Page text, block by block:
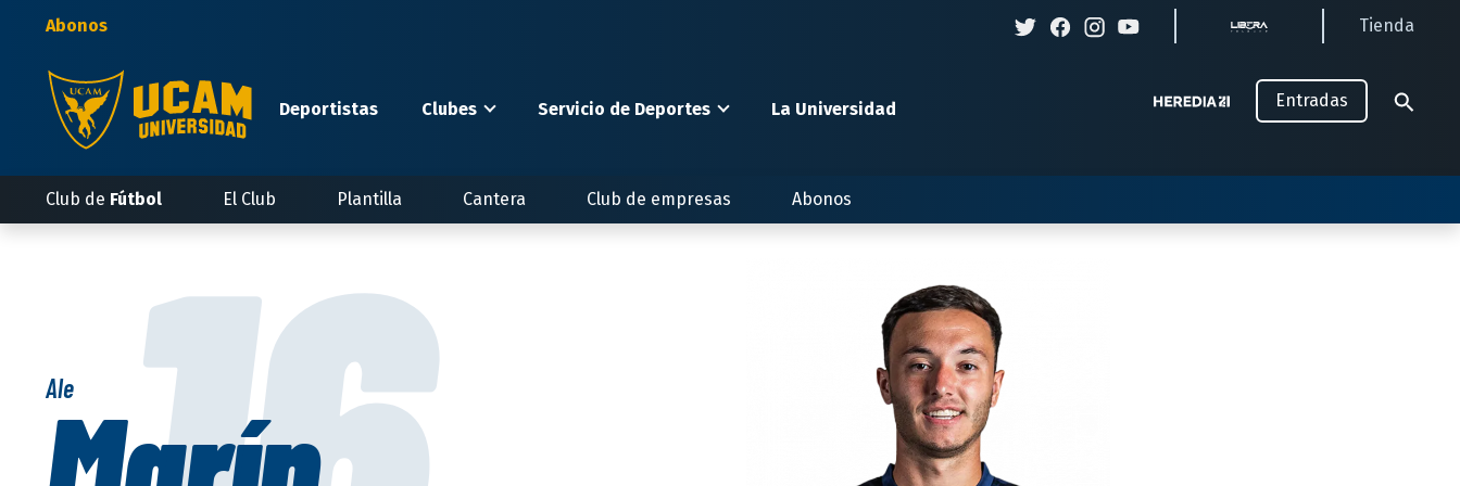
principal
Abonos Tienda
Deportistas Clubes Servicio de Deportes La Universidad Entradas
Club de Fútbol El Club Plantilla Cantera Club de empresas Abonos
Ale